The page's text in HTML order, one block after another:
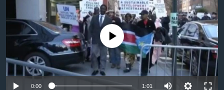
ໂລກ
ເອເຊຍ
ອິດສະຫຼະພາບດ້ານການຂ່າວ
ຊີວິດຊາວລາວ
ຊຸມຊົນຊາວລາວ
No media source currently available
0:00 1:01